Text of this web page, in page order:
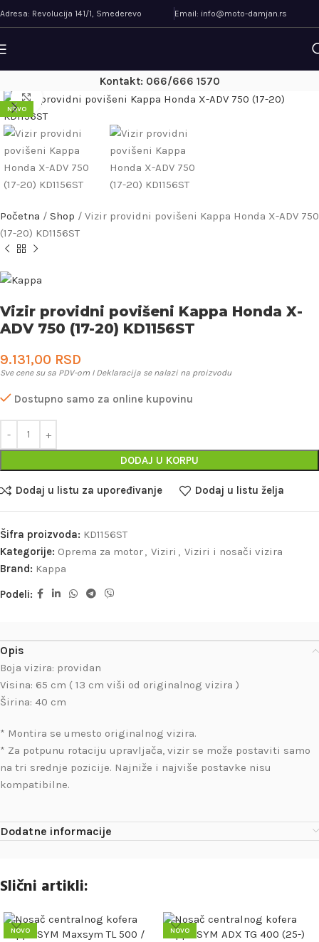
Adresa: Revolucija 141/1, Smederevo Email: info@moto-damjan.rs
Kontakt: 066/666 1570
NOVO
Uveličaj
Početna / Shop / Vizir providni povišeni Kappa Honda X-ADV 750
(17-20) KD1156ST
Vizir providni povišeni Kappa Honda X-
ADV 750 (17-20) KD1156ST
9.131,00 RSD
Sve cene su sa PDV-om I Deklaracija se nalazi na proizvodu
Dostupno samo za online kupovinu
DODAJ U KORPU
Dodaj u listu za upoređivanje Dodaj u listu želja
Šifra proizvoda: KD1156ST
Kategorije: Oprema za motor, Viziri , Viziri i nosači vizira
Brand: Kappa
Podeli:
Opis
Boja vizira: providan
Visina: 65 cm ( 13 cm viši od originalnog vizira )
Širina: 40 cm
* Montira se umesto originalnog vizira.
* Za potpunu rotaciju upravljača, vizir se može postaviti samo
na tri srednje pozicije. Najniže i najviše postavke nisu
kompatibilne.
Dodatne informacije
Slični artikli:
NOVO NOVO